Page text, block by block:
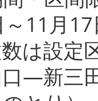
11月
は設定
口―新三